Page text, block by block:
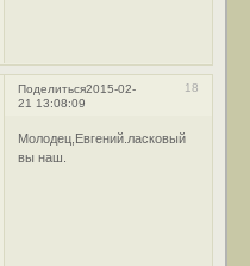
Поделиться 18
2015-02-
21 13:08:09
Молодец,Евгений.ласковый
вы наш.